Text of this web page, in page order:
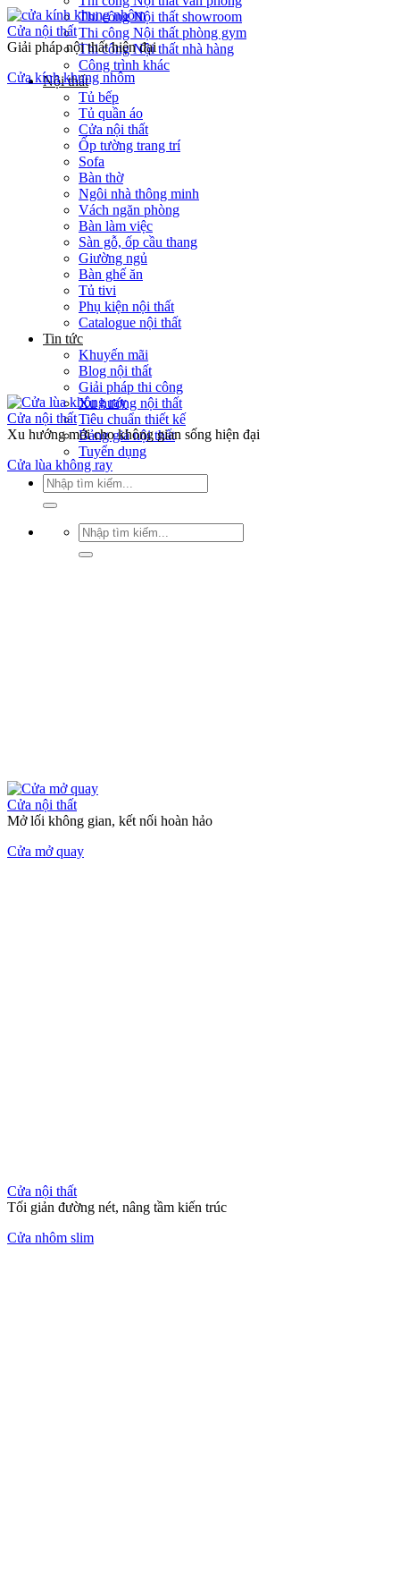
Thi công Nội thất showroom
Thi công Nội thất phòng gym
Thi công Nội thất nhà hàng
Công trình khác
Nội thất
Tủ bếp
Tủ quần áo
Cửa nội thất
Ốp tường trang trí
Sofa
Bàn thờ
Ngôi nhà thông minh
Vách ngăn phòng
Bàn làm việc
Sàn gỗ, ốp cầu thang
Giường ngủ
Bàn ghế ăn
Tủ tivi
Phụ kiện nội thất
Catalogue nội thất
Tin tức
Khuyến mãi
Blog nội thất
Giải pháp thi công
Xu hướng nội thất
Tiêu chuẩn thiết kế
Bảng giá nội thất
Tuyển dụng
Tìm
kiếm:
Tìm
kiếm:
Cửa nội thất
Giải pháp nội thất hiện đại
Cửa kính khung nhôm
Cửa nội thất
Xu hướng mới cho không gian sống hiện đại
Cửa lùa không ray
Cửa nội thất
Mở lối không gian, kết nối hoàn hảo
Cửa mở quay
Cửa nội thất
Tối giản đường nét, nâng tầm kiến trúc
Cửa nhôm slim